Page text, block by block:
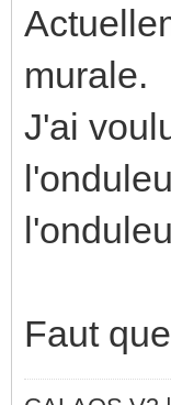
murale.
J'ai
Faut